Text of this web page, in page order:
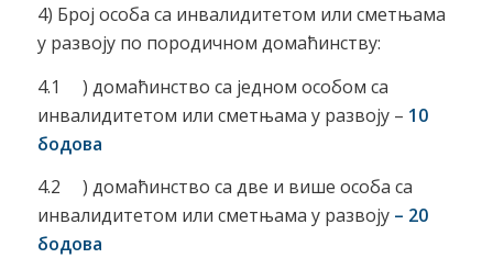
4) Број особа са инвалидитетом или сметњама
у развоју по породичном домаћинству:
4.1 ) домаћинство са једном особом са
инвалидитетом или сметњама у развоју – 10
бодова
4.2 ) домаћинство са две и више особа са
инвалидитетом или сметњама у развоју – 20
бодова